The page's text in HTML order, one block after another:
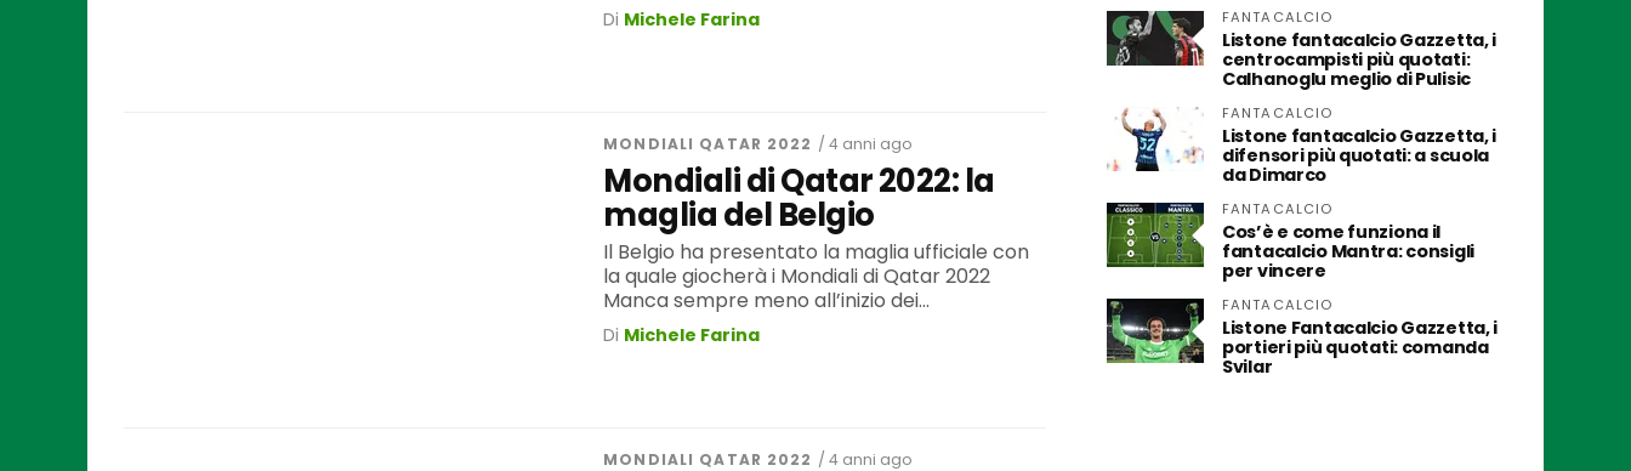
Di Michele Farina
MONDIALI QATAR 2022 / 4 anni ago
Mondiali di Qatar 2022: la
maglia del Belgio
Il Belgio ha presentato la maglia ufficiale con
la quale giocherà i Mondiali di Qatar 2022
Manca sempre meno all’inizio dei...
Di Michele Farina
MONDIALI QATAR 2022 / 4 anni ago
FANTACALCIO
Listone fantacalcio Gazzetta, i
centrocampisti più quotati:
Calhanoglu meglio di Pulisic
FANTACALCIO
Listone fantacalcio Gazzetta, i
difensori più quotati: a scuola
da Dimarco
FANTACALCIO
Cos’è e come funziona il
fantacalcio Mantra: consigli
per vincere
FANTACALCIO
Listone Fantacalcio Gazzetta, i
portieri più quotati: comanda
Svilar